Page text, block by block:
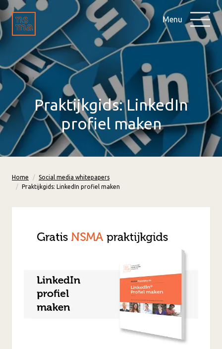
Menu
Praktijkgids: LinkedIn
profiel maken
Home
Social media whitepapers
Praktijkgids: LinkedIn profiel maken